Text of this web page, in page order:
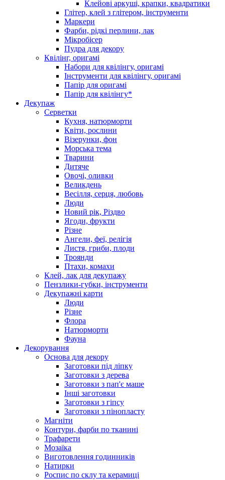
Клейові аркуші, крапки, квадратики
Глітер, клей з глітером, інструменти
Маркери
Фарби, рідкі перлини, лак
Мікробісер
Пудра для декору
Квілінг, оригамі
Набори для квілінгу, оригамі
Інструменти для квілінгу, оригамі
Папір для оригамі
Папір для квілінгу*
Декупаж
Серветки
Кухня, натюрморти
Квіти, рослини
Візерунки, фон
Морська тема
Тварини
Дитяче
Овочі, оливки
Великдень
Весілля, серця, любовь
Люди
Новий рік, Різдво
Ягоди, фрукти
Різне
Ангели, феї, релігія
Листя, гриби, плоди
Троянди
Птахи, комахи
Клей, лак для декупажу
Пензлики-губки, інструменти
Декупажні карти
Люди
Різне
Флора
Натюрморти
Фауна
Декорування
Основа для декору
Заготовки під ліпку
Заготовки з дерева
Заготовки з пап'є маше
Інші заготовки
Заготовки з гіпсу
Заготовки з пінопласту
Магніти
Контури, фарби по тканині
Трафарети
Мозаїка
Виготовлення годинників
Натирки
Роспис по склу та керамиці